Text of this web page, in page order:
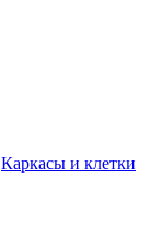
Каркасы и клетки